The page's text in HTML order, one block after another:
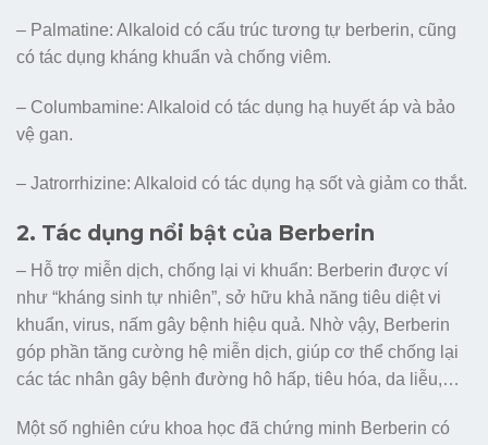
– Palmatine: Alkaloid có cấu trúc tương tự berberin, cũng
có tác dụng kháng khuẩn và chống viêm.
– Columbamine: Alkaloid có tác dụng hạ huyết áp và bảo
vệ gan.
– Jatrorrhizine: Alkaloid có tác dụng hạ sốt và giảm co thắt.
2. Tác dụng nổi bật của Berberin
– Hỗ trợ miễn dịch, chống lại vi khuẩn: Berberin được ví
như “kháng sinh tự nhiên”, sở hữu khả năng tiêu diệt vi
khuẩn, virus, nấm gây bệnh hiệu quả. Nhờ vậy, Berberin
góp phần tăng cường hệ miễn dịch, giúp cơ thể chống lại
các tác nhân gây bệnh đường hô hấp, tiêu hóa, da liễu,…
Một số nghiên cứu khoa học đã chứng minh Berberin có